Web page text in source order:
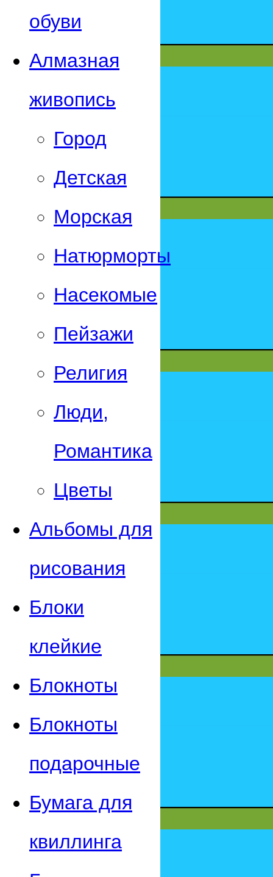
обуви
Алмазная
живопись
Город
Детская
Морская
Натюрморты
Насекомые
Пейзажи
Религия
Люди,
Романтика
Цветы
Альбомы для
рисования
Блоки
клейкие
Блокноты
Блокноты
подарочные
Бумага для
квиллинга